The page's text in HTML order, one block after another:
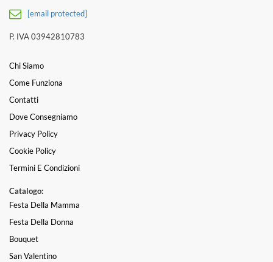
[email protected]
P. IVA 03942810783
Chi Siamo
Come Funziona
Contatti
Dove Consegniamo
Privacy Policy
Cookie Policy
Termini E Condizioni
Catalogo:
Festa Della Mamma
Festa Della Donna
Bouquet
San Valentino